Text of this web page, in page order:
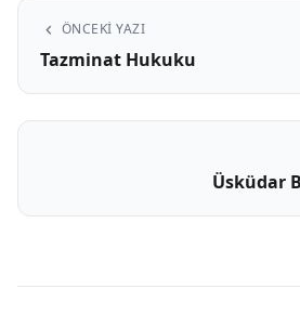
chevron_left ÖNCEKI YAZI
Tazminat Hukuku
Üsküdar